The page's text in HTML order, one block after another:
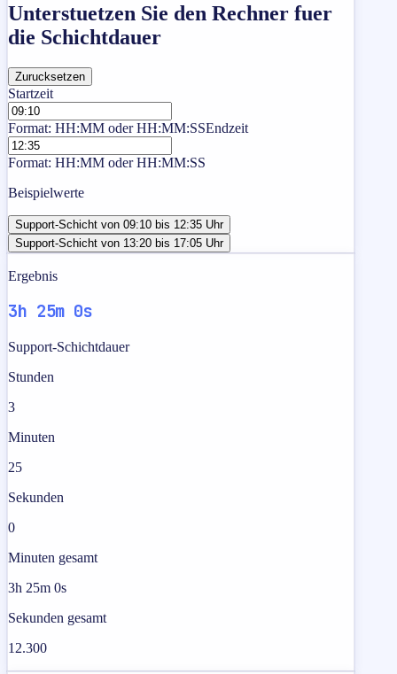
Unterstuetzen Sie den Rechner fuer
die Schichtdauer
Zurucksetzen
Startzeit
Format: HH:MM oder HH:MM:SSEndzeit
Format: HH:MM oder HH:MM:SS
Beispielwerte
Support-Schicht von 09:10 bis 12:35 Uhr
Support-Schicht von 13:20 bis 17:05 Uhr
Ergebnis
3h 25m 0s
Support-Schichtdauer
Stunden
3
Minuten
25
Sekunden
0
Minuten gesamt
3h 25m 0s
Sekunden gesamt
12.300